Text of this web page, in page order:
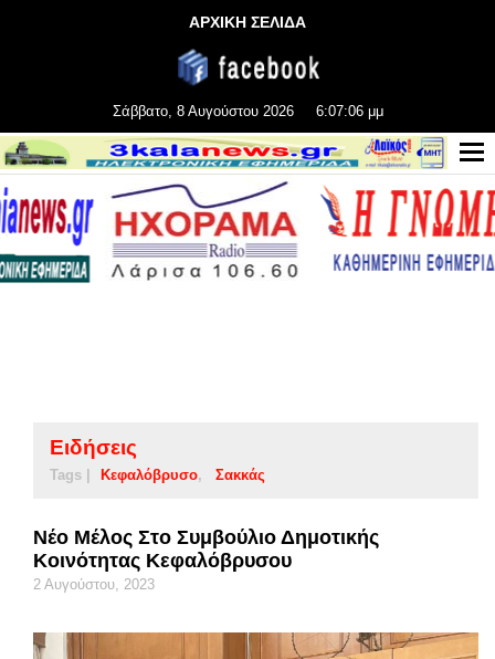
ΑΡΧΙΚΗ ΣΕΛΙΔΑ
Σάββατο, 8 Αυγούστου 2026 6:07:06 μμ
Ειδήσεις
Tags | Κεφαλόβρυσο Σακκάς
Νέο Μέλος Στο Συμβούλιο Δημοτικής
Κοινότητας Κεφαλόβρυσου
2 Αυγούστου, 2023